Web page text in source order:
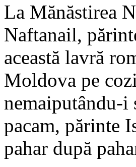
La Mănăstirea
Naftanail,
această lavră
Moldova pe
nemaiputându-i
pacam, părinte
pahar după